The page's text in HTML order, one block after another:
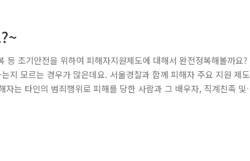
조기안전을 위하여 피해자지원제도에 대해서 완전정복해볼까요?
지 모르는 경우가 많은데요. 서울경찰과 함께 피해자 주요 지원 제도
는 타인의 범죄행위로 피해를 당한 사람과 그 배우자, 직계친족 및
원 ★법률지원 ★기타지원으로 나눠집니다! 먼제 \경제지원입니다.
비, 긴급복지지원, 기초생활보장제도가 지원됩니다. 구조금 신청대상